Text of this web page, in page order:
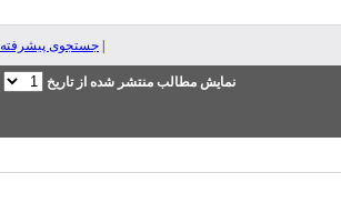
جستجوی پیشرفته
نمایش مطالب منتشر شده از تاریخ